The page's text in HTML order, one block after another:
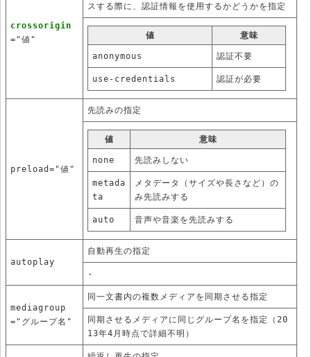
crossorigin
="値"
スする際に、認証情報を使用するかどうかを指定
値 意味
anonymous 認証不要
use-credentials 認証が必要
preload="値"
先読みの指定
値 意味
none 先読みしない
metada
ta
メタデータ（サイズや長さなど）の
み先読みする
auto 音声や音楽を先読みする
autoplay
自動再生の指定
-
mediagroup
="グループ名"
同一文書内の複数メディアを同期させる指定
同期させるメディアに同じグループ名を指定（20
13年4月時点で詳細不明）